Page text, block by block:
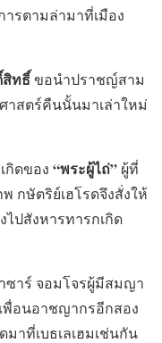
รตามล่ามาที่เมือง
ทธิ์ขอนำปราชญ์สาม
สตร์คืนนั้นมาเล่าใหม่
กิดของ “พระผู้ไถ่” ผู้ที่
กษัตริย์เฮโรดจึงสั่งให้
ปสังหารทารกเกิด
ซาร์ จอมโจรผู้มีสมญา
พื่อนอาชญากรอีกสอง
าที่เบธเลเฮมเช่นกัน